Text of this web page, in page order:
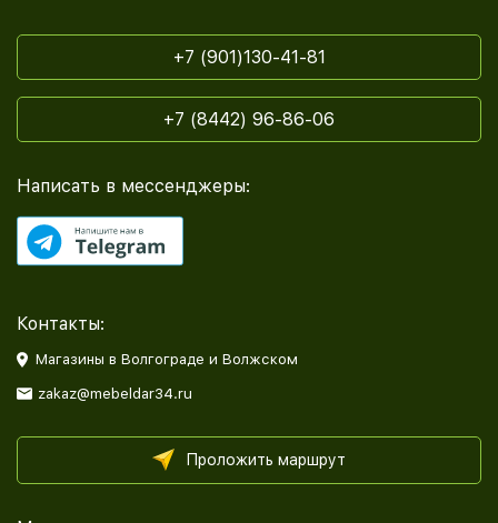
+7 (901)130-41-81
+7 (8442) 96-86-06
Написать в мессенджеры:
Контакты:
Магазины в Волгограде и Волжском
zakaz@mebeldar34.ru
Проложить маршрут